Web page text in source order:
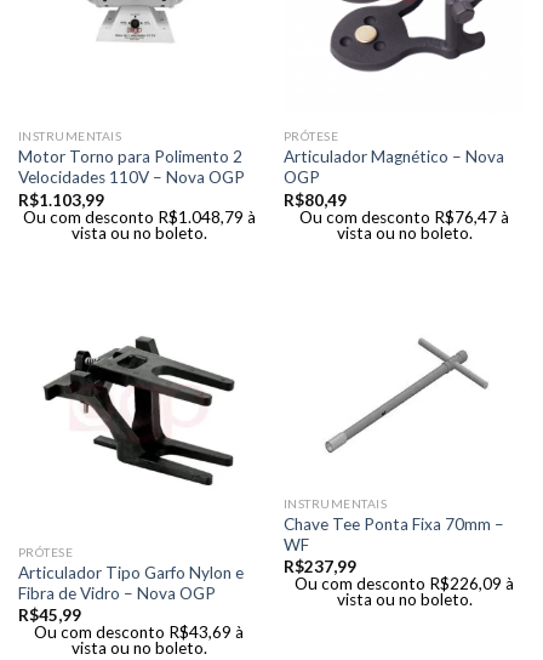
INSTRUMENTAIS
Motor Torno para Polimento 2
Velocidades 110V – Nova OGP
R$1.103,99
Ou com desconto R$1.048,79 à
vista ou no boleto.
PRÓTESE
Articulador Magnético – Nova
OGP
R$80,49
Ou com desconto R$76,47à
vista ou no boleto.
PRÓTESE
Articulador Tipo Garfo Nylon e
Fibra de Vidro – Nova OGP
R$45,99
Ou com desconto R$43,69 à
vista ou no boleto.
INSTRUMENTAIS
Chave Tee Ponta Fixa 70mm –
WF
R$237,99
Ou com desconto R$226,09 à
vista ou no boleto.